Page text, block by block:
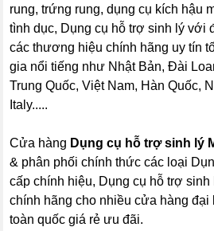
rung, trứng rung, dụng cụ kích hậu
tình dục, Dụng cụ hỗ trợ sinh lý với
các thương hiệu chính hãng uy tín
gia nổi tiếng như Nhật Bản, Đài
Trung Quốc, Việt Nam, Hàn Quốc,
Italy.....
Cửa hàng Dụng cụ hỗ trợ sinh lý
& phân phối chính thức các loại
cấp chính hiệu, Dụng cụ hỗ trợ sinh
chính hãng cho nhiều cửa hàng đại
toàn quốc giá rẻ ưu đãi.